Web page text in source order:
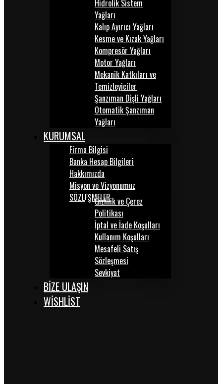
Hidrolik Sistem
Yağları
Kalıp Ayırıcı Yağları
Kesme ve Kızak Yağları
Kompresör Yağları
Motor Yağları
Mekanik Katkıları ve
Temizleyiciler
Şanzıman Dişli Yağları
Otomatik Şanzıman
Yağları
KURUMSAL
Firma Bilgisi
Banka Hesap Bilgileri
Hakkımızda
Misyon ve Vizyonumuz
SÖZLEŞMELERGizlilik ve Çerez
Politikası
İptal ve İade Koşulları
Kullanım Koşulları
Mesafeli Satış
Sözleşmesi
Sevkiyat
BİZE ULAŞIN
WISHLIST